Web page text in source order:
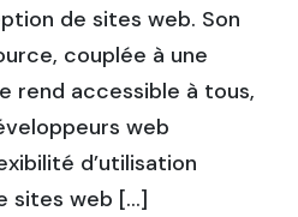
de sites web. Son
couplée à une
rend accessible à tous,
web
d’utilisation
sites web […]